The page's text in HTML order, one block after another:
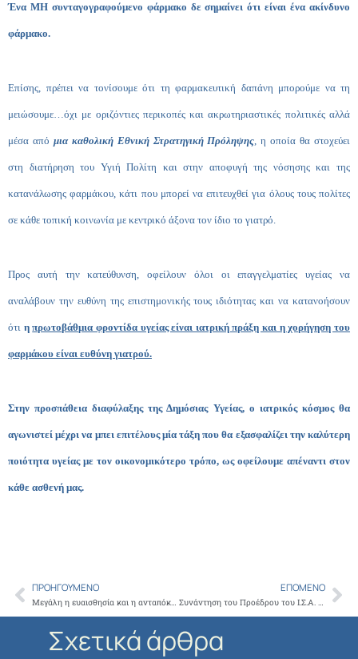
Ένα ΜΗ συνταγογραφούμενο φάρμακο δε σημαίνει ότι είναι ένα ακίνδυνο
φάρμακο.
Επίσης, πρέπει να τονίσουμε ότι τη φαρμακευτική δαπάνη μπορούμε να τη
μειώσουμε…όχι με οριζόντιες περικοπές και ακρωτηριαστικές πολιτικές αλλά
μέσα από μια καθολική Εθνική Στρατηγική Πρόληψης, η οποία θα στοχεύει
στη διατήρηση του Υγιή Πολίτη και στην αποφυγή της νόσησης και της
κατανάλωσης φαρμάκου, κάτι που μπορεί να επιτευχθεί για όλους τους πολίτες
σε κάθε τοπική κοινωνία με κεντρικό άξονα τον ίδιο το γιατρό.
Προς αυτή την κατεύθυνση, οφείλουν όλοι οι επαγγελματίες υγείας να
αναλάβουν την ευθύνη της επιστημονικής τους ιδιότητας και να κατανοήσουν
ότι ηπρωτοβάθμια φροντίδα υγείας είναι ιατρική πράξη και η χορήγηση του
φαρμάκου είναι ευθύνη γιατρού.
Στην προσπάθεια διαφύλαξης της Δημόσιας Υγείας, ο ιατρικός κόσμος θα
αγωνιστεί μέχρι να μπει επιτέλους μία τάξη που θα εξασφαλίζει την καλύτερη
ποιότητα υγείας με τον οικονομικότερο τρόπο, ως οφείλουμε απέναντι στον
κάθε ασθενή μας.
Prev
ΠΡΟΗΓΟΎΜΕΝΟ
Μεγάλη η ευαισθησία και η ανταπόκριση του κόσμου στον Ιερό Ναό Αγ Γερασίμου στα Ιλίσια
ΕΠΌΜΕΝΟ
Συνάντηση του Προέδρου του Ι.Σ.Α. με τη ΠΕΙΒ για τα θέματα της ιατρικής βιοπαθολογίας
Σχετικά άρθρα